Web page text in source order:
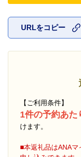
URLをコピー
【ご利用条件】
1件の予約あ
けます。
■本返礼品はANA